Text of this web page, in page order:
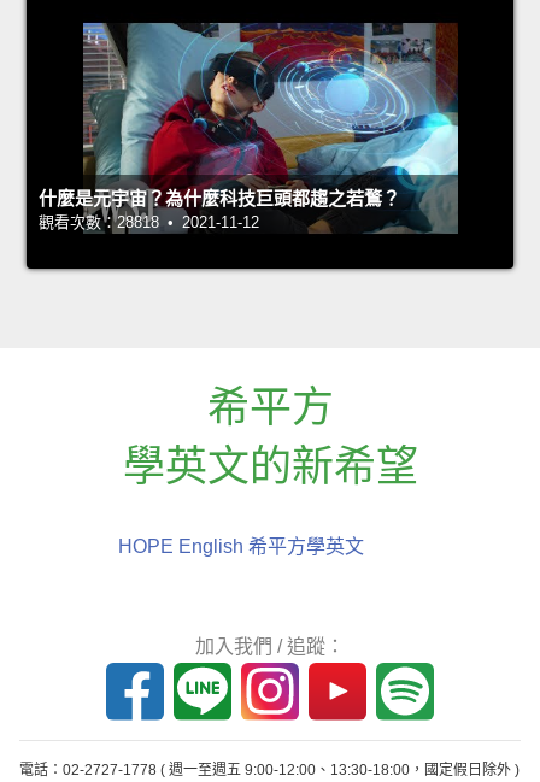
什麼是元宇宙？為什麼科技巨頭都趨之若鶩？
觀看次數：28818 • 2021-11-12
希平方
學英文的新希望
HOPE English 希平方學英文
加入我們 / 追蹤：
電話：02-2727-1778 ( 週一至週五 9:00-12:00、13:30-18:00，國定假日除外 )